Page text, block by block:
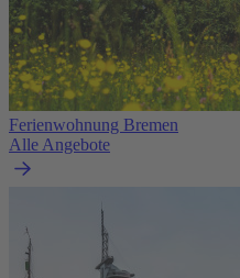
Ferienwohnung Bremen
Alle Angebote